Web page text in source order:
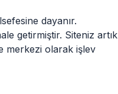
dayanır.
getirmiştir. Siteniz artık
merkezi olarak işlev